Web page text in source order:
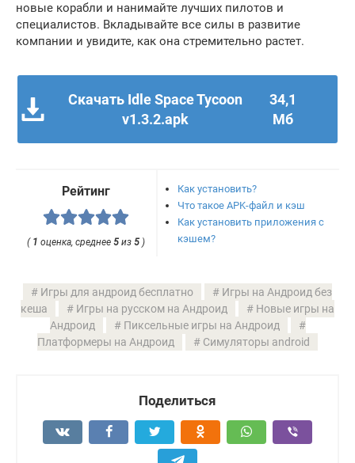
новые корабли и нанимайте лучших пилотов и
специалистов. Вкладывайте все силы в развитие
компании и увидите, как она стремительно растет.
Скачать Idle Space Tycoon
v1.3.2.apk
34,1
Мб
Рейтинг
( 1 оценка, среднее5 из5 )
Как установить?
Что такое APK-файл и кэш
Как установить приложения с
кэшем?
Игры для андроид бесплатно
Игры на Андроид без
кеша
Игры на русском на Андроид
Новые игры на
Андроид
Пиксельные игры на Андроид
Платформеры на Андроид
Симуляторы android
Поделиться